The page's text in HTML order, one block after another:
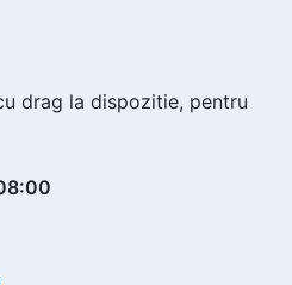
drag la dispozitie, pentru